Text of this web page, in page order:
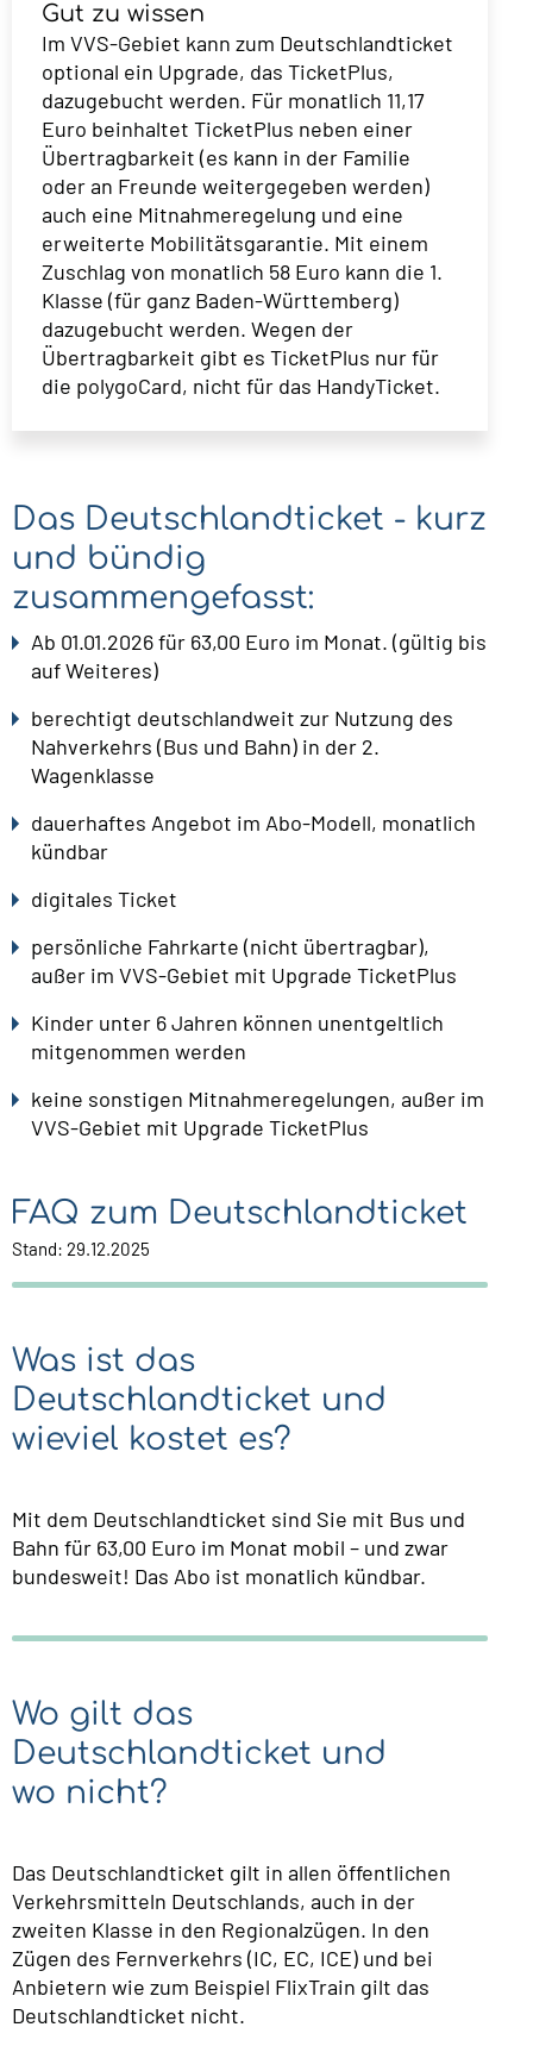
Gut zu wissen
Im VVS-Gebiet kann zum Deutschlandticket
optional ein Upgrade, das TicketPlus,
dazugebucht werden. Für monatlich 11,17
Euro beinhaltet TicketPlus neben einer
Übertragbarkeit (es kann in der Familie
oder an Freunde weitergegeben werden)
auch eine Mitnahmeregelung und eine
erweiterte Mobilitätsgarantie. Mit einem
Zuschlag von monatlich 58 Euro kann die 1.
Klasse (für ganz Baden-Württemberg)
dazugebucht werden. Wegen der
Übertragbarkeit gibt es TicketPlus nur für
die polygoCard, nicht für das HandyTicket.
Das Deutschlandticket - kurz
und bündig
zusammengefasst:
Ab 01.01.2026 für 63,00 Euro im Monat. (gültig bis
auf Weiteres)
berechtigt deutschlandweit zur Nutzung des
Nahverkehrs (Bus und Bahn) in der 2.
Wagenklasse
dauerhaftes Angebot im Abo-Modell, monatlich
kündbar
digitales Ticket
persönliche Fahrkarte (nicht übertragbar),
außer im VVS-Gebiet mit Upgrade TicketPlus
Kinder unter 6 Jahren können unentgeltlich
mitgenommen werden
keine sonstigen Mitnahmeregelungen, außer im
VVS-Gebiet mit Upgrade TicketPlus
FAQ zum Deutschlandticket
Stand: 29.12.2025
Was ist das
Deutschlandticket und
wieviel kostet es?
Mit dem Deutschlandticket sind Sie mit Bus und
Bahn für 63,00 Euro im Monat mobil – und zwar
bundesweit! Das Abo ist monatlich kündbar.
Wo gilt das
Deutschlandticket und
wo nicht?
Das Deutschlandticket gilt in allen öffentlichen
Verkehrsmitteln Deutschlands, auch in der
zweiten Klasse in den Regionalzügen. In den
Zügen des Fernverkehrs (IC, EC, ICE) und bei
Anbietern wie zum Beispiel FlixTrain gilt das
Deutschlandticket nicht.